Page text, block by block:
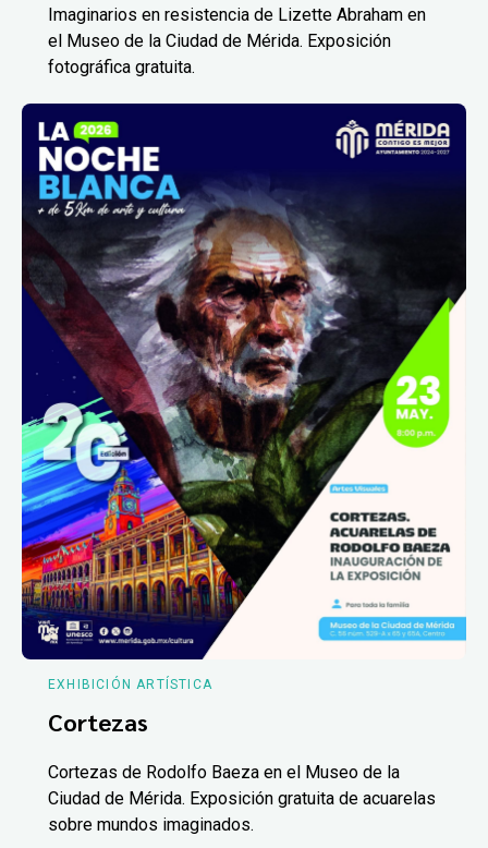
Imaginarios en resistencia de Lizette Abraham en
el Museo de la Ciudad de Mérida. Exposición
fotográfica gratuita.
EXHIBICIÓN ARTÍSTICA
Cortezas
Cortezas de Rodolfo Baeza en el Museo de la
Ciudad de Mérida. Exposición gratuita de acuarelas
sobre mundos imaginados.